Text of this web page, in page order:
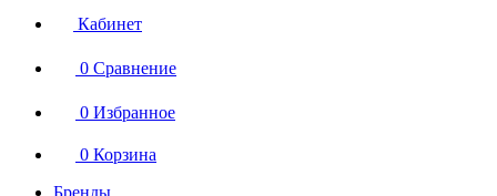
Кабинет
0 Сравнение
0 Избранное
0 Корзина
Бренды